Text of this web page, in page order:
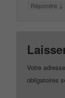
Répondre ↓
Votre
obligatoires